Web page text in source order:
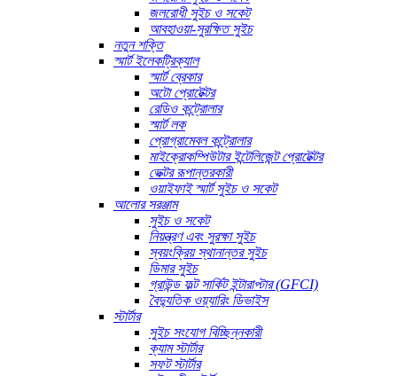
জলরোধী সুইচ ও সকেট
আবহাওয়া-সুরক্ষিত সুইচ
নতুন শক্তি
স্মার্ট ইলেকট্রিক্যাল
স্মার্ট ব্রেকার
অটো প্রোটেক্টর
রেডিও কন্ট্রোলার
স্মার্ট লক
প্রোগ্রামেবল কন্ট্রোলার
মাইক্রোকম্পিউটার ইন্টেলিজেন্ট প্রোটেক্টর
ভেক্টর রূপান্তরকারী
ওয়াইফাই স্মার্ট সুইচ ও সকেট
আলোর সরঞ্জাম
সুইচ ও সকেট
নিয়ন্ত্রণ এবং সুরক্ষা সুইচ
স্বয়ংক্রিয় স্থানান্তর সুইচ
ডিমার সুইচ
গ্রাউন্ড ফল্ট সার্কিট ইন্টারাপ্টার (GFCI)
বৈদ্যুতিক ওয়্যারিং ডিভাইস
স্টার্টার
সুইচ সংযোগ বিচ্ছিন্নকারী
ক্যাম স্টার্টার
সফট স্টার্টার